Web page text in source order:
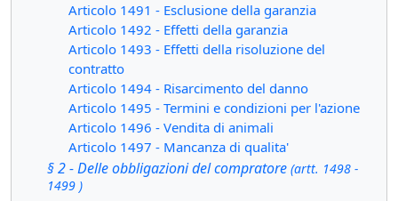
Articolo 1491 - Esclusione della garanzia
Articolo 1492 - Effetti della garanzia
Articolo 1493 - Effetti della risoluzione del
contratto
Articolo 1494 - Risarcimento del danno
Articolo 1495 - Termini e condizioni per l'azione
Articolo 1496 - Vendita di animali
Articolo 1497 - Mancanza di qualita'
§ 2 - Delle obbligazioni del compratore (artt. 1498 -
1499 )